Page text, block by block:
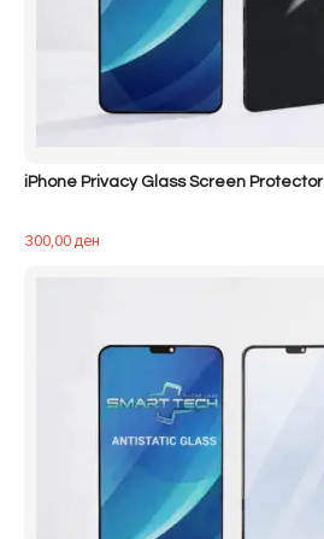
iPhone Privacy Glass Screen Protector
300,00ден